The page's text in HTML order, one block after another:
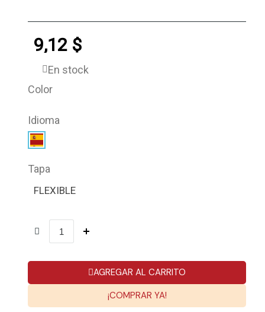
9,12 $
En stock
Color
Idioma
Tapa
FLEXIBLE
AGREGAR AL CARRITO
¡COMPRAR YA!